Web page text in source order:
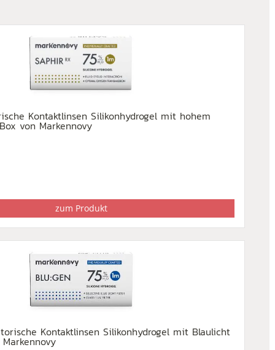
Kontaktlinsen Silikonhydrogel mit hohem
von Markennovy
zum Produkt
Kontaktlinsen Silikonhydrogel mit Blaulicht